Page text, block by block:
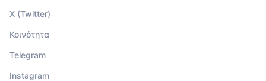
X (Twitter)
Κοινότητα
Telegram
Instagram